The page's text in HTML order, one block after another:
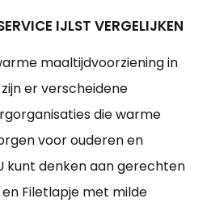
IJLST VERGELIJKEN
maaltijdvoorziening in
er verscheidene
die warme
voor ouderen en
kunt denken aan gerechten
Filetlapje met milde